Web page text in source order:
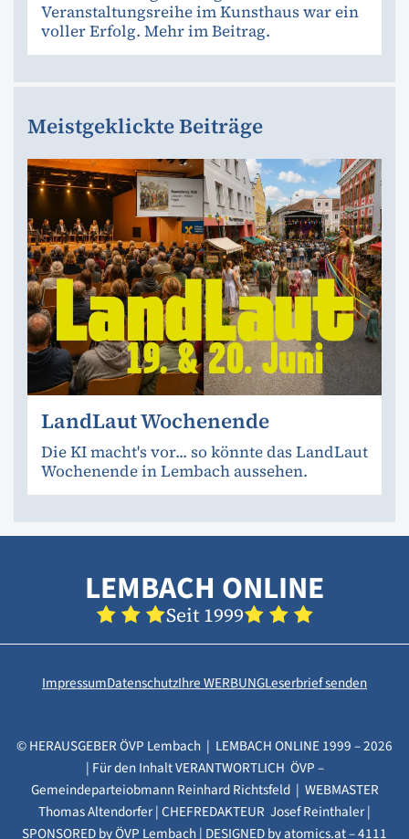
Veranstaltungsreihe im Kunsthaus war ein
voller Erfolg. Mehr im Beitrag.
Meistgeklickte Beiträge
LandLaut Wochenende
Die KI macht's vor... so könnte das LandLaut
Wochenende in Lembach aussehen.
LEMBACH ONLINE
Seit 1999
ImpressumDatenschutzIhre WERBUNGLeserbrief senden
© HERAUSGEBER ÖVP Lembach | LEMBACH ONLINE 1999 – 2026
| Für den Inhalt VERANTWORTLICH ÖVP –
Gemeindeparteiobmann Reinhard Richtsfeld | WEBMASTER
Thomas Altendorfer | CHEFREDAKTEUR Josef Reinthaler |
SPONSORED by ÖVP Lembach | DESIGNED byatomics.at– 4111